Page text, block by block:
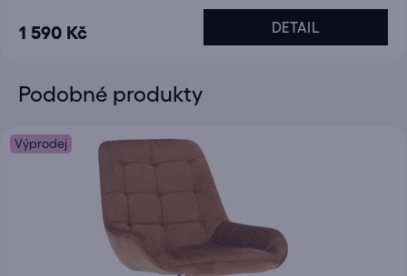
1 590 Kč DETAIL
Podobné produkty
Výprodej